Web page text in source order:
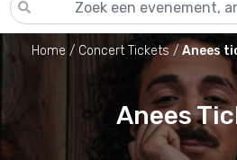
Home Concert Tickets Anees
Anees